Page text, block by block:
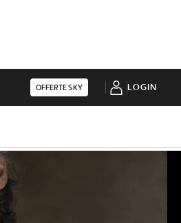
OFFERTE SKY LOGIN